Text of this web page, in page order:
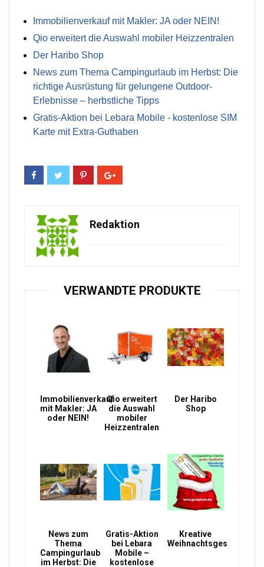
Immobilienverkauf mit Makler: JA oder NEIN!
Qio erweitert die Auswahl mobiler Heizzentralen
Der Haribo Shop
News zum Thema Campingurlaub im Herbst: Die
richtige Ausrüstung für gelungene Outdoor-
Erlebnisse – herbstliche Tipps
Gratis-Aktion bei Lebara Mobile - kostenlose SIM
Karte mit Extra-Guthaben
Redaktion
VERWANDTE PRODUKTE
Immobilienverkauf
mit Makler: JA
oder NEIN!
Qio erweitert
die Auswahl
mobiler
Heizzentralen
Der Haribo
Shop
News zum
Thema
Campingurlaub
im Herbst: Die
Gratis-Aktion
bei Lebara
Mobile –
kostenlose
Kreative
Weihnachtsgeschenke